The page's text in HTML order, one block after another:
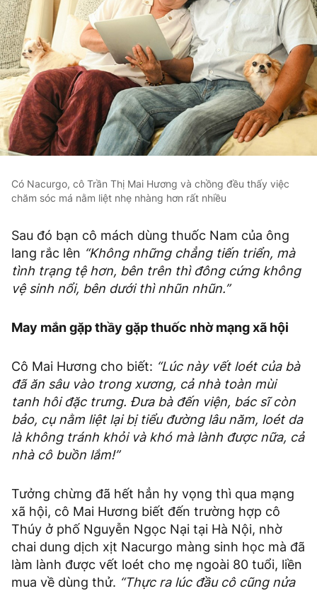
Có Nacurgo, cô Trần Thị Mai Hương và chồng đều thấy việc
chăm sóc má nằm liệt nhẹ nhàng hơn rất nhiều
Sau đó bạn cô mách dùng thuốc Nam của ông
lang rắc lên “Không những chẳng tiến triển, mà
tình trạng tệ hơn, bên trên thì đông cứng không
vệ sinh nổi, bên dưới thì nhũn nhũn.”
May mắn gặp thầy gặp thuốc nhờ mạng xã hội
Cô Mai Hương cho biết: “Lúc này vết loét của bà
đã ăn sâu vào trong xương, cả nhà toàn mùi
tanh hôi đặc trưng. Đưa bà đến viện, bác sĩ còn
bảo, cụ nằm liệt lại bị tiểu đường lâu năm, loét da
là không tránh khỏi và khó mà lành được nữa, cả
nhà cô buồn lắm!”
Tưởng chừng đã hết hẳn hy vọng thì qua mạng
xã hội, cô Mai Hương biết đến trường hợp cô
Thúy ở phố Nguyễn Ngọc Nại tại Hà Nội, nhờ
chai dung dịch xịt Nacurgo màng sinh học mà đã
làm lành được vết loét cho mẹ ngoài 80 tuổi, liền
mua về dùng thử. “Thực ra lúc đầu cô cũng nửa